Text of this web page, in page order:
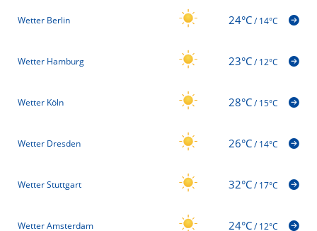
Wetter Berlin 24°C/14°C
Wetter Hamburg 23°C/12°C
Wetter Köln 28°C/15°C
Wetter Dresden 26°C/14°C
Wetter Stuttgart 32°C/17°C
Wetter Amsterdam 24°C/12°C